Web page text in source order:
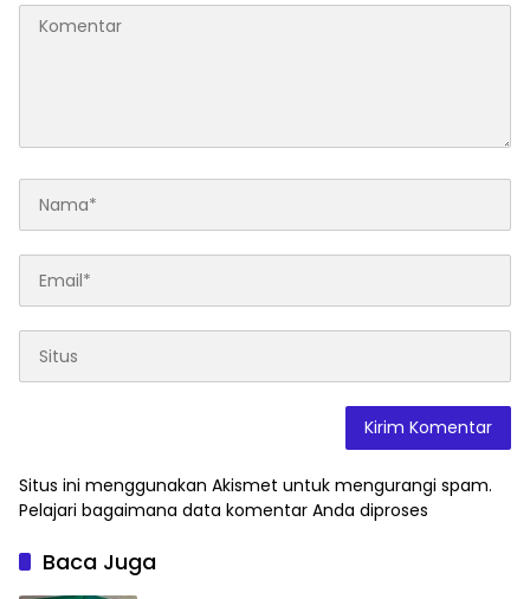
Situs ini menggunakan Akismet untuk mengurangi spam.
Pelajari bagaimana data komentar Anda diproses
Baca Juga